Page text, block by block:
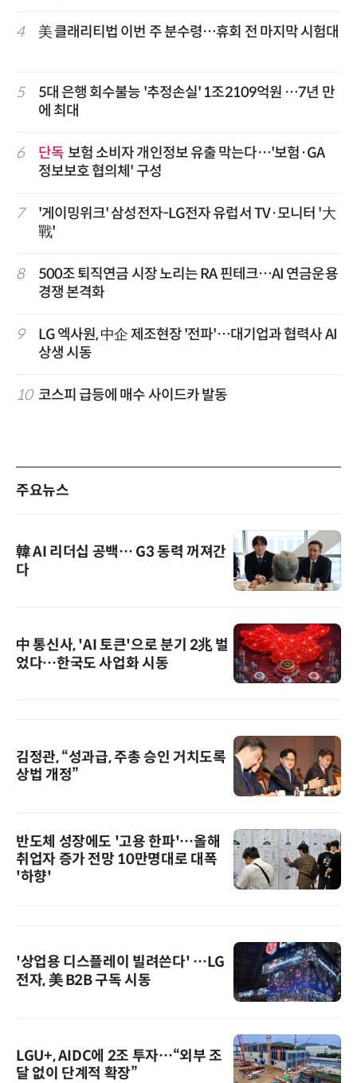
4 美 클래리티법 이번 주 분수령…휴회 전 마지막 시험대
5
5대 은행 회수불능 '추정손실' 1조2109억원 …7년 만
에 최대
6 단독 보험 소비자 개인정보 유출 막는다…'보험·GA
정보보호 협의체' 구성
7
'게이밍위크' 삼성전자-LG전자 유럽서 TV·모니터 '大
戰'
8
500조 퇴직연금 시장 노리는 RA 핀테크…AI 연금운용
경쟁 본격화
9
LG 엑사원, 中企 제조현장 '전파'…대기업과 협력사 AI
상생 시동
10 코스피 급등에 매수 사이드카 발동
주요뉴스
韓 AI 리더십 공백… G3 동력 꺼져간
다
中 통신사, 'AI 토큰'으로 분기 2兆 벌
었다…한국도 사업화 시동
김정관, “성과급, 주총 승인 거치도록
상법 개정”
반도체 성장에도 '고용 한파'…올해
취업자 증가 전망 10만명대로 대폭
'하향'
'상업용 디스플레이 빌려쓴다' …LG
전자, 美 B2B 구독 시동
LGU+, AIDC에 2조 투자…“외부 조
달 없이 단계적 확장”